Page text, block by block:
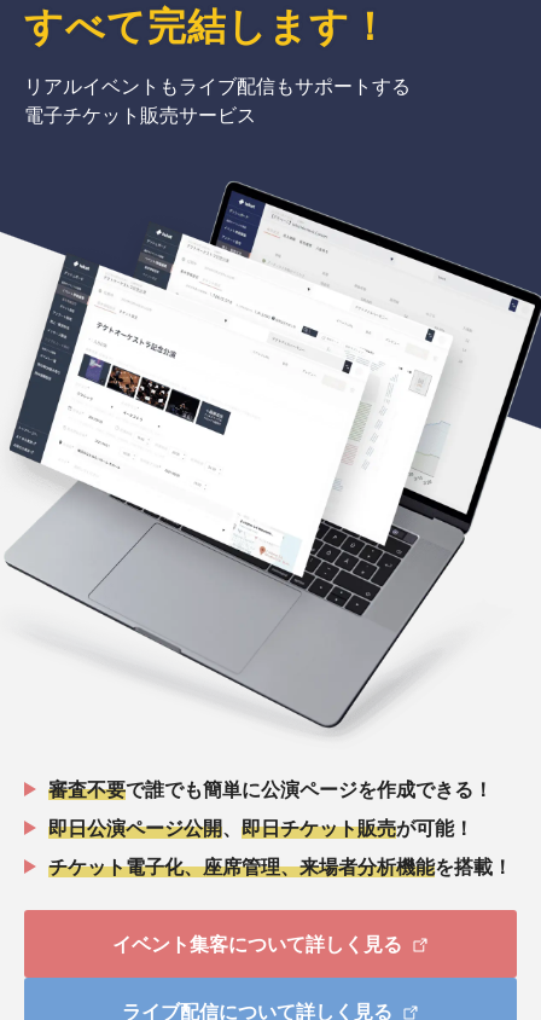
すべて完結 します ！
リアルイベントもライブ配信もサポートする
電子チケット販売サービス
審査不要で誰でも簡単に公演ページを作成できる！
即日公演ページ公開
即日チケット販売が可能！
チケット電子化、座席管理、来場者分析機能を搭載！
イベント集客について詳しく見る
ライブ配信について詳しく見る